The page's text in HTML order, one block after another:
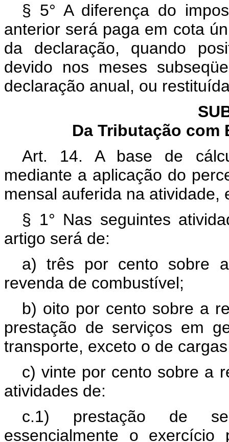
§ 5° A diferença do
anterior será paga em cota
da declaração, quando
devido nos meses
declaração anual, ou
Da Tributação com
Art. 14. A base de
mediante a aplicação do
mensal auferida na atividade,
§ 1° Nas seguintes
artigo será de:
a) três por cento sobre
revenda de combustível;
b) oito por cento sobre a
prestação de serviços em
transporte, exceto o de
c) vinte por cento sobre a
atividades de:
c.1) prestação de
essencialmente o